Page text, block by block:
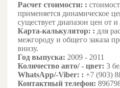
Расчет стоимости: :
применяется динамическое
существует диапазон цен от и
Карта-калькулятор: : для
межгороду и общего заказа
внизу.
Год выпуска: 2009 - 2011
Количество авто/ - цвет: 3
WhatsApp/-Viber: : +7 (903)
Контактный телефон: